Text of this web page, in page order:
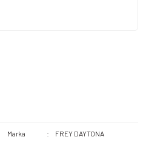
Marka FREY DAYTONA